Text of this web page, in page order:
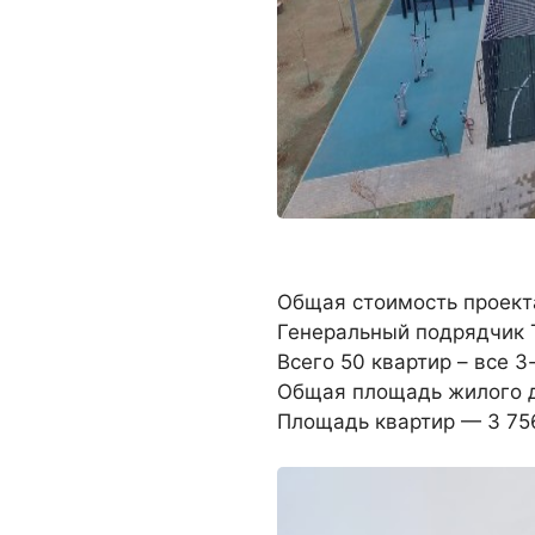
Общая стоимость
Генеральный подрядчик
Всего 50 квартир – все
Общая площадь жилого
Площадь квартир — 3